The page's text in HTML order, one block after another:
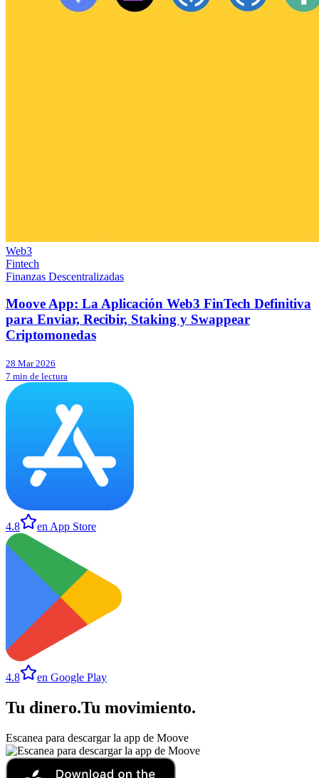
Web3
Fintech
Finanzas Descentralizadas
Moove App: La Aplicación Web3 FinTech Definitiva
para Enviar, Recibir, Staking y Swappear
Criptomonedas
28 Mar 2026
7 min de lectura
4.8 en App Store
4.8 en Google Play
Tu dinero.Tu movimiento.
Escanea para descargar la app de Moove